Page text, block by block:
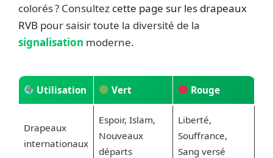
colorés ? Consultez cette page sur les drapeaux
RVB pour saisir toute la diversité de la
signalisation moderne.
Utilisation Vert Rouge
Drapeaux
internationaux
Espoir, Islam,
Nouveaux
départs
Liberté,
Souffrance,
Sang versé